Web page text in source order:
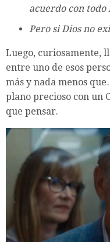
acuerdo con todo
Pero si Dios no
Luego, curiosamente,
entre uno de esos
más y nada menos
plano precioso con un
que pensar.